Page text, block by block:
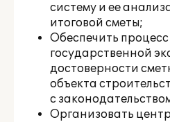
систему и ее
итоговой сметы;
Обеспечить
государственной
достоверности
объекта
с
Организовать